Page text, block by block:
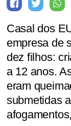
Casal dos
empresa de
dez filhos:
a 12 anos.
eram
submetidas